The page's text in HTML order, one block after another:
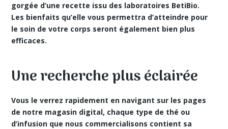
gorgée d’une recette issu des laboratoires BetiBio.
Les bienfaits qu’elle vous permettra d’atteindre pour
le soin de votre corps seront également bien plus
efficaces.
Une recherche plus éclairée
Vous le verrez rapidement en navigant sur les pages
de notre magasin digital, chaque type de thé ou
d’infusion que nous commercialisons contient sa